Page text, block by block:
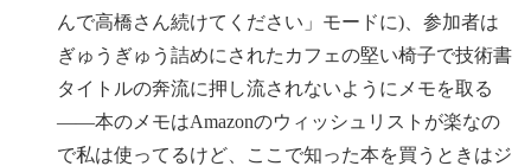
んで高橋さん続けてください」モードに)、参加者は
ぎゅうぎゅう詰めにされたカフェの堅い椅子で技術書
タイトルの奔流に押し流されないようにメモを取る
——本のメモはAmazonのウィッシュリストが楽なの
で私は使ってるけど、ここで知った本を買うときはジ